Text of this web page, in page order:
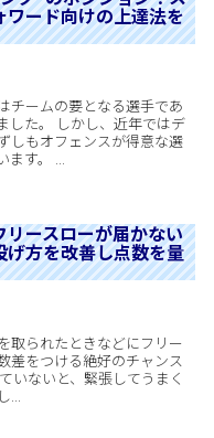
ワード向けの上達法を
チームの要となる選手であ
した。 しかし、近年ではデ
しもオフェンスが得意な選
ます。 ...
リースローが届かない
げ方を改善し点数を量
取られたときなどにフリー
差をつける絶好のチャンス
いないと、緊張してうまく
...